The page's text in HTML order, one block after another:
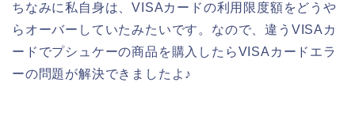
ちなみに私自身は、VISAカードの利用限度額をどうや
らオーバーしていたみたいです。なので、違うVISAカ
ードでプシュケーの商品を購入したらVISAカードエラ
ーの問題が解決できましたよ♪